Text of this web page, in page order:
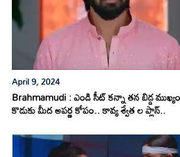
April 9, 2024
Brahmamudi : ఎండి సీట్ కన్నా తన బిడ్డ
కొడుకు మీద అపర్ణ కోపం.. కావ్య శ్వేత ల ప్లాన్..